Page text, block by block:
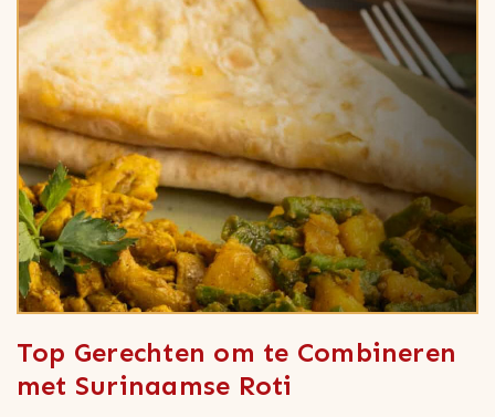
Top Gerechten om te Combineren
met Surinaamse Roti